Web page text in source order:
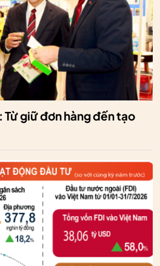
giữ đơn hàng đến tạo